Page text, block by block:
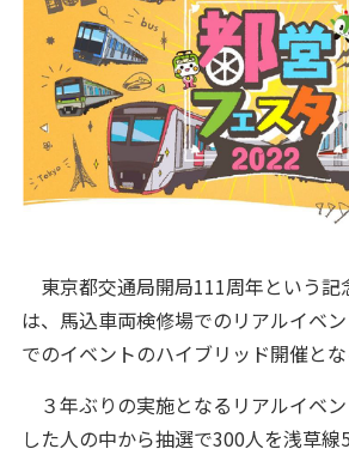
東京都交通局開局111周年という記
は、馬込車両検修場でのリアルイベ
でのイベントのハイブリッド開催とな
３年ぶりの実施となるリアルイベ
した人の中から抽選で300人を浅草